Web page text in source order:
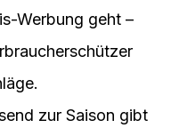
Werbung geht –
zur Saison gibt